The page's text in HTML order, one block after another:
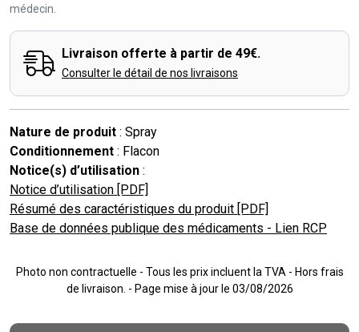
médecin.
Livraison offerte à partir de 49€.
Consulter le détail de nos livraisons
Nature de produit : Spray
Conditionnement : Flacon
Notice(s) d’utilisation :
Notice d’utilisation [PDF]
Résumé des caractéristiques du produit [PDF]
Base de données publique des médicaments - Lien RCP
Photo non contractuelle - Tous les prix incluent la TVA - Hors frais
de livraison. - Page mise à jour le 03/08/2026